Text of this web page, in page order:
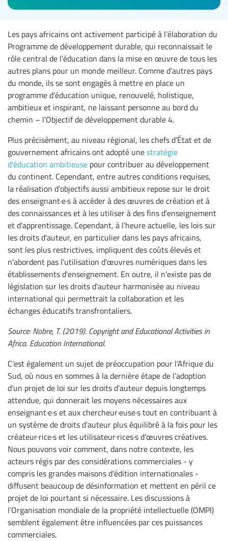
Les pays africains ont activement participé à l’élaboration du
Programme de développement durable, qui reconnaissait le
rôle central de l’éducation dans la mise en œuvre de tous les
autres plans pour un monde meilleur. Comme d’autres pays
du monde, ils se sont engagés à mettre en place un
programme d’éducation unique, renouvelé, holistique,
ambitieux et inspirant, ne laissant personne au bord du
chemin – l’Objectif de développement durable 4.
Plus précisément, au niveau régional, les chefs d’État et de
gouvernement africains ont adopté unestratégie
d'éducation ambitieuse pour contribuer au développement
du continent. Cependant, entre autres conditions requises,
la réalisation d'objectifs aussi ambitieux repose sur le droit
des enseignant·e·s à accéder à des œuvres de création et à
des connaissances et à les utiliser à des fins d'enseignement
et d'apprentissage. Cependant, à l'heure actuelle, les lois sur
les droits d'auteur, en particulier dans les pays africains,
sont les plus restrictives, impliquent des coûts élevés et
n'abordent pas l'utilisation d'œuvres numériques dans les
établissements d'enseignement. En outre, il n'existe pas de
législation sur les droits d'auteur harmonisée au niveau
international qui permettrait la collaboration et les
échanges éducatifs transfrontaliers.
Source: Nobre, T. (2019). Copyright and Educational Activities in
Africa. Education International.
C’est également un sujet de préoccupation pour l’Afrique du
Sud, où nous en sommes à la dernière étape de l’adoption
d’un projet de loi sur les droits d’auteur depuis longtemps
attendue, qui donnerait les moyens nécessaires aux
enseignant·e·s et aux chercheur·euse·s tout en contribuant à
un système de droits d’auteur plus équilibré à la fois pour les
créateur·rice·s et les utilisateur·rices·s d’œuvres créatives.
Nous pouvons voir comment, dans notre contexte, les
acteurs régis par des considérations commerciales - y
compris les grandes maisons d'édition internationales -
diffusent beaucoup de désinformation et mettent en péril ce
projet de loi pourtant si nécessaire. Les discussions à
l’Organisation mondiale de la propriété intellectuelle (OMPI)
semblent également être influencées par ces puissances
commerciales.